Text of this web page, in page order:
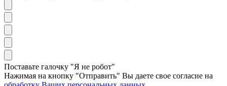
Поставьте галочку "Я не робот"
Нажимая на кнопку "Отправить" Вы даете свое согласие на